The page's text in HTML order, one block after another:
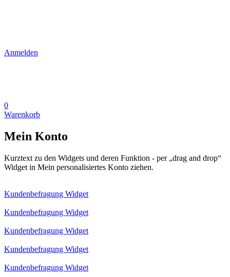
Anmelden
0
Warenkorb
Mein Konto
Kurztext zu den Widgets und deren Funktion - per „drag and drop“
Widget in Mein personalisiertes Konto ziehen.
Kundenbefragung Widget
Kundenbefragung Widget
Kundenbefragung Widget
Kundenbefragung Widget
Kundenbefragung Widget